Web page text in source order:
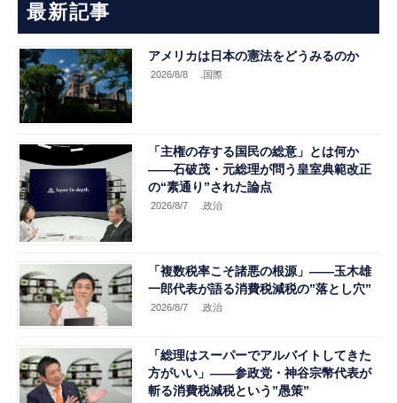
最新記事
アメリカは日本の憲法をどうみるのか
2026/8/8 .国際
「主権の存する国民の総意」とは何か
――石破茂・元総理が問う皇室典範改正
の“素通り”された論点
2026/8/7 .政治
「複数税率こそ諸悪の根源」――玉木雄
一郎代表が語る消費税減税の”落とし穴”
2026/8/7 .政治
「総理はスーパーでアルバイトしてきた
方がいい」――参政党・神谷宗幣代表が
斬る消費税減税という”愚策”